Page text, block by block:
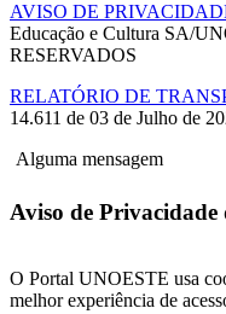
AVISO DE
Educação e Cultura SA/
RESERVADOS
RELATÓRIO DE
14.611 de 03 de Julho de
Alguma mensagem
Aviso de
O Portal UNOESTE usa
melhor experiência de